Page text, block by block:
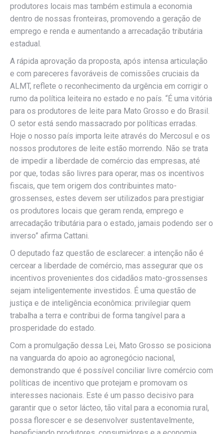
produtores locais mas também estimula a economia
dentro de nossas fronteiras, promovendo a geração de
emprego e renda e aumentando a arrecadação tributária
estadual.
A rápida aprovação da proposta, após intensa articulação
e com pareceres favoráveis de comissões cruciais da
ALMT, reflete o reconhecimento da urgência em corrigir o
rumo da política leiteira no estado e no país. “É uma vitória
para os produtores de leite para Mato Grosso e do Brasil.
O setor está sendo massacrado por políticas erradas.
Hoje o nosso país importa leite através do Mercosul e os
nossos produtores de leite estão morrendo. Não se trata
de impedir a liberdade de comércio das empresas, até
por que, todas são livres para operar, mas os incentivos
fiscais, que tem origem dos contribuintes mato-
grossenses, estes devem ser utilizados para prestigiar
os produtores locais que geram renda, emprego e
arrecadação tributária para o estado, jamais podendo ser o
inverso” afirma Cattani.
O deputado faz questão de esclarecer: a intenção não é
cercear a liberdade de comércio, mas assegurar que os
incentivos provenientes dos cidadãos mato-grossenses
sejam inteligentemente investidos. É uma questão de
justiça e de inteligência econômica: privilegiar quem
trabalha a terra e contribui de forma tangível para a
prosperidade do estado.
Com a promulgação dessa Lei, Mato Grosso se posiciona
na vanguarda do apoio ao agronegócio nacional,
demonstrando que é possível conciliar livre comércio com
políticas de incentivo que protejam e promovam os
interesses nacionais. Este é um passo decisivo para
garantir que o setor lácteo, tão vital para a economia rural,
possa florescer e se desenvolver sustentavelmente,